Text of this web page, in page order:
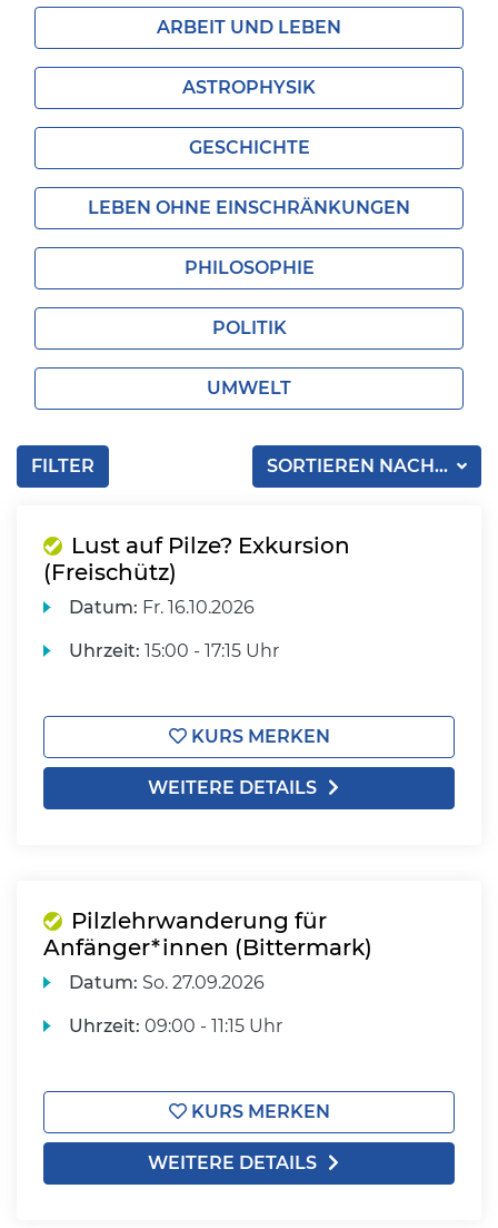
ARBEIT UND LEBEN
ASTROPHYSIK
GESCHICHTE
LEBEN OHNE EINSCHRÄNKUNGEN
PHILOSOPHIE
POLITIK
UMWELT
SORTIEREN NACH...
FILTER
Lust auf Pilze? Exkursion
(Freischütz)
Datum: Fr. 16.10.2026
Uhrzeit: 15:00 - 17:15 Uhr
KURS MERKEN
WEITERE DETAILS
Pilzlehrwanderung für
Anfänger*innen (Bittermark)
Datum: So. 27.09.2026
Uhrzeit: 09:00 - 11:15 Uhr
KURS MERKEN
WEITERE DETAILS